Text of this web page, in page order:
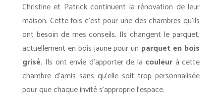
Christine et Patrick continuent la rénovation de leur
maison. Cette fois c’est pour une des chambres qu’ils
ont besoin de mes conseils. Ils changent le parquet,
actuellement en bois jaune pour un parquet en bois
grisé. Ils ont envie d’apporter de la couleur à cette
chambre d’amis sans qu’elle soit trop personnalisée
pour que chaque invité s’approprie l’espace.